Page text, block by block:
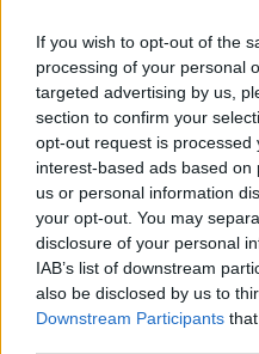
If you wish to opt-out of the
processing of your personal
targeted advertising by us,
section to confirm your
opt-out request is processed
interest-based ads based
us or personal information
your opt-out. You may
disclosure of your personal
IAB’s list of downstream
also be disclosed by us to
Downstream Participants
AD